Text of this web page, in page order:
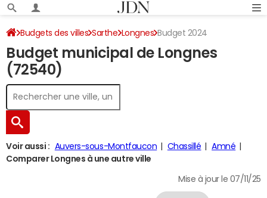
Budgets des villes Sarthe Longnes Budget 2024
Budget municipal de Longnes
(72540)
Voir aussi : Auvers-sous-Montfaucon Chassillé
Amné
Comparer Longnes à une autre ville
Mise à jour le 07/11/25